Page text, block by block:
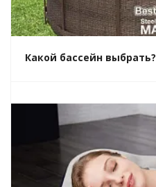
Какой бассейн выбрать?